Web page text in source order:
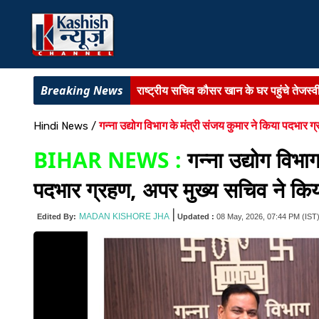
JHARKHAND NEWS :'जांच की आंच
सहरसा के नवहट्टा नगर पंचायत की
नवगछिया पुलिस ने किया मिनी
सरकारी सेवा में
JHARKHAND NEWS :
Hindi News / गन्ना उद्योग विभाग के मंत्री संजय कुमार ने किया
BIHAR NEWS :गन्ना उद्योग
पदभार ग्रहण, अपर मुख्य सचिव ने
Edited By: MADAN KISHORE JHA Updated : 08 May, 2026, 07:44 PM (IST)